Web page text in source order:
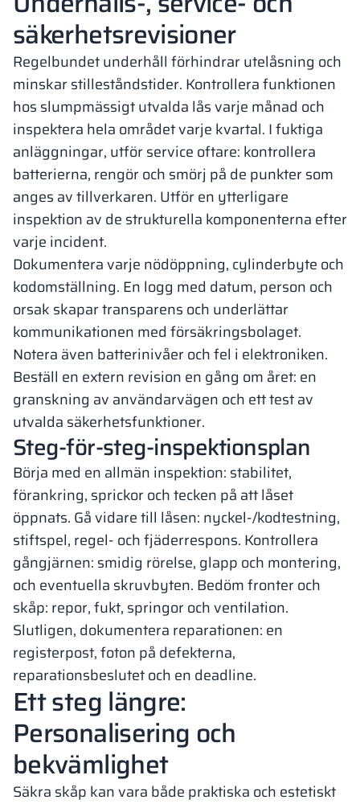
säkerhetsrevisioner
Regelbundet underhåll förhindrar utelåsning och
minskar stilleståndstider. Kontrollera funktionen
hos slumpmässigt utvalda lås varje månad och
inspektera hela området varje kvartal. I fuktiga
anläggningar, utför service oftare: kontrollera
batterierna, rengör och smörj på de punkter som
anges av tillverkaren. Utför en ytterligare
inspektion av de strukturella komponenterna efter
varje incident.
Dokumentera varje nödöppning, cylinderbyte och
kodomställning. En logg med datum, person och
orsak skapar transparens och underlättar
kommunikationen med försäkringsbolaget.
Notera även batterinivåer och fel i elektroniken.
Beställ en extern revision en gång om året: en
granskning av användarvägen och ett test av
utvalda säkerhetsfunktioner.
Steg-för-steg-inspektionsplan
Börja med en allmän inspektion: stabilitet,
förankring, sprickor och tecken på att låset
öppnats. Gå vidare till låsen: nyckel-/kodtestning,
stiftspel, regel- och fjäderrespons. Kontrollera
gångjärnen: smidig rörelse, glapp och montering,
och eventuella skruvbyten. Bedöm fronter och
skåp: repor, fukt, springor och ventilation.
Slutligen, dokumentera reparationen: en
registerpost, foton på defekterna,
reparationsbeslutet och en deadline.
Ett steg längre:
Personalisering och
bekvämlighet
Säkra skåp kan vara både praktiska och estetiskt